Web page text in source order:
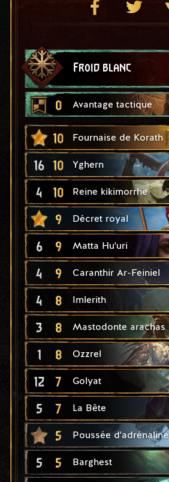
Froid blanc
0 Avantage tactique
10 Fournaise de Korath
16 10 Yghern
4 10 Reine kikimorrhe
9 Décret royal
6 9 Matta Hu'uri
4 9 Caranthir Ar-Feiniel
4 8 Imlerith
3 8 Mastodonte arachas
1 8 Ozzrel
12 7 Golyat
5 7 La Bête
5 Poussée d'adrénaline
5 5 Barghest